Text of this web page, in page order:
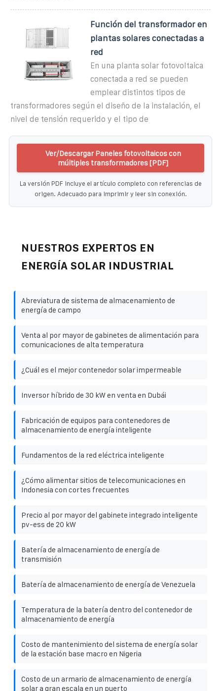
Función del transformador en
plantas solares conectadas a
red
En una planta solar fotovoltaica
conectada a red se pueden
emplear distintos tipos de
transformadores según el diseño de la instalación, el
nivel de tensión requerido y el tipo de
Ver/Descargar Paneles fotovoltaicos con
múltiples transformadores [PDF]
La versión PDF incluye el artículo completo con referencias de
origen. Adecuado para imprimir y leer sin conexión.
NUESTROS EXPERTOS EN
ENERGÍA SOLAR INDUSTRIAL
Abreviatura de sistema de almacenamiento de
energía de campo
Venta al por mayor de gabinetes de alimentación para
comunicaciones de alta temperatura
¿Cuál es el mejor contenedor solar impermeable
Inversor híbrido de 30 kW en venta en Dubái
Fabricación de equipos para contenedores de
almacenamiento de energía inteligente
Fundamentos de la red eléctrica inteligente
¿Cómo alimentar sitios de telecomunicaciones en
Indonesia con cortes frecuentes
Precio al por mayor del gabinete integrado inteligente
pv-ess de 20 kW
Batería de almacenamiento de energía de
transmisión
Batería de almacenamiento de energía de Venezuela
Temperatura de la batería dentro del contenedor de
almacenamiento de energía
Costo de mantenimiento del sistema de energía solar
de la estación base macro en Nigeria
Costo de un armario de almacenamiento de energía
solar a gran escala en un puerto